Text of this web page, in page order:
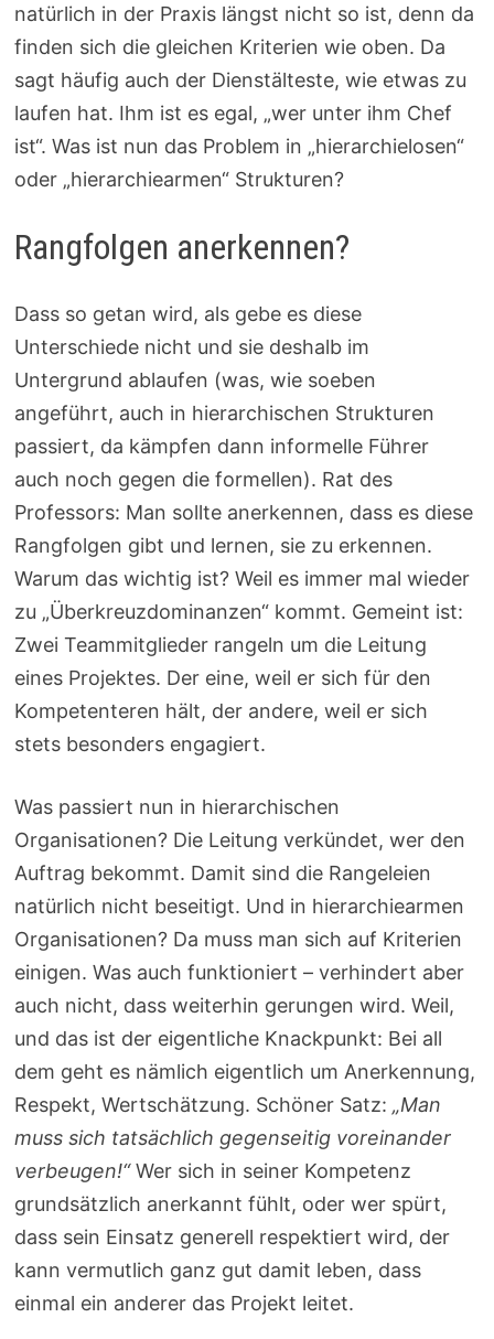
natürlich in der Praxis längst nicht so ist, denn da
finden sich die gleichen Kriterien wie oben. Da
sagt häufig auch der Dienstälteste, wie etwas zu
laufen hat. Ihm ist es egal, „wer unter ihm Chef
ist“. Was ist nun das Problem in „hierarchielosen“
oder „hierarchiearmen“ Strukturen?
Rangfolgen anerkennen?
Dass so getan wird, als gebe es diese
Unterschiede nicht und sie deshalb im
Untergrund ablaufen (was, wie soeben
angeführt, auch in hierarchischen Strukturen
passiert, da kämpfen dann informelle Führer
auch noch gegen die formellen). Rat des
Professors: Man sollte anerkennen, dass es diese
Rangfolgen gibt und lernen, sie zu erkennen.
Warum das wichtig ist? Weil es immer mal wieder
zu „Überkreuzdominanzen“ kommt. Gemeint ist:
Zwei Teammitglieder rangeln um die Leitung
eines Projektes. Der eine, weil er sich für den
Kompetenteren hält, der andere, weil er sich
stets besonders engagiert.
Was passiert nun in hierarchischen
Organisationen? Die Leitung verkündet, wer den
Auftrag bekommt. Damit sind die Rangeleien
natürlich nicht beseitigt. Und in hierarchiearmen
Organisationen? Da muss man sich auf Kriterien
einigen. Was auch funktioniert – verhindert aber
auch nicht, dass weiterhin gerungen wird. Weil,
und das ist der eigentliche Knackpunkt: Bei all
dem geht es nämlich eigentlich um Anerkennung,
Respekt, Wertschätzung. Schöner Satz:„Man
muss sich tatsächlich gegenseitig voreinander
verbeugen!“Wer sich in seiner Kompetenz
grundsätzlich anerkannt fühlt, oder wer spürt,
dass sein Einsatz generell respektiert wird, der
kann vermutlich ganz gut damit leben, dass
einmal ein anderer das Projekt leitet.